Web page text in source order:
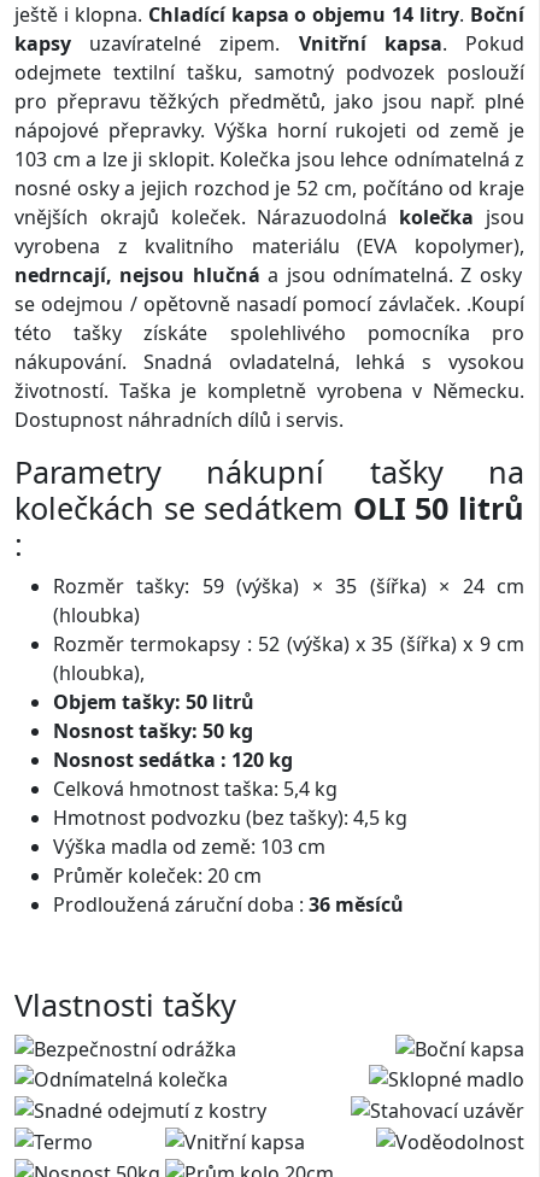
ještě i klopna. Chladící kapsa o objemu 14 litry. Boční
kapsy uzavíratelné zipem. Vnitřní kapsa. Pokud
odejmete textilní tašku, samotný podvozek poslouží
pro přepravu těžkých předmětů, jako jsou např. plné
nápojové přepravky. Výška horní rukojeti od země je
103 cm a lze ji sklopit. Kolečka jsou lehce odnímatelná z
nosné osky a jejich rozchod je 52 cm, počítáno od kraje
vnějších okrajů koleček. Nárazuodolná kolečka jsou
vyrobena z kvalitního materiálu (EVA kopolymer),
nedrncají, nejsou hlučná a jsou odnímatelná. Z osky
se odejmou / opětovně nasadí pomocí závlaček. .Koupí
této tašky získáte spolehlivého pomocníka pro
nákupování. Snadná ovladatelná, lehká s vysokou
životností. Taška je kompletně vyrobena v Německu.
Dostupnost náhradních dílů i servis.
Parametry nákupní tašky na
kolečkách se sedátkem OLI 50 litrů
:
Rozměr tašky: 59 (výška) × 35 (šířka) × 24 cm
(hloubka)
Rozměr termokapsy : 52 (výška) x 35 (šířka) x 9 cm
(hloubka),
Objem tašky: 50 litrů
Nosnost tašky: 50 kg
Nosnost sedátka : 120 kg
Celková hmotnost taška: 5,4 kg
Hmotnost podvozku (bez tašky): 4,5 kg
Výška madla od země: 103 cm
Průměr koleček: 20 cm
Prodloužená záruční doba : 36 měsíců
Vlastnosti tašky